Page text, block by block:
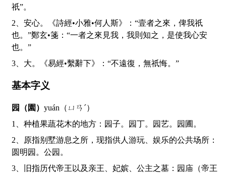
祇”。
2、安心。《詩經•小雅•何人斯》：“壹者之來，俾我祇
也。”鄭玄•箋：“一者之來見我，我則知之，是使我心安
也。”
3、大。《易經•繫辭下》：“不遠復，無祇悔。”
基本字义
园（園） yuán（ㄩㄢˊ）
1、种植果蔬花木的地方：园子。园丁。园艺。园圃。
2、原指别墅游息之所，现指供人游玩、娱乐的公共场所：
圆明园。公园。
3、旧指历代帝王以及亲王、妃嫔、公主之墓：园庙（帝王